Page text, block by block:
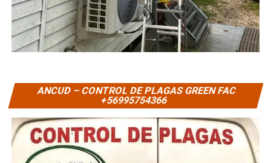
ANCUD – CONTROL DE PLAGAS GREEN FAC
+56995754366